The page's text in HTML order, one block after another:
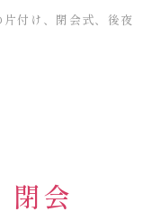
片付け、閉会式、後夜
閉会